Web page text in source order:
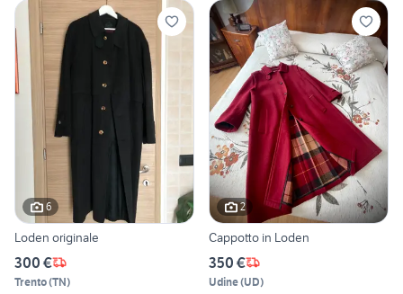
6
Loden originale
300 €
Trento(TN)
2
Cappotto in Loden
350 €
Udine(UD)